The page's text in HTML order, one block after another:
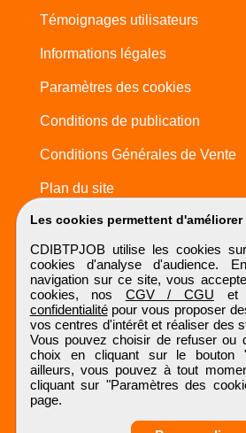
Les cookies permettent
CDIBTPJOB utilise les cookies
cookies d'analyse d'audience.
navigation sur ce site, vous
cookies, nos CGV / CGU et
confidentialitépour vous proposer
vos centres d'intérêt et réaliser des
Vous pouvez choisir de refuser ou
choix en cliquant sur le bouton
ailleurs, vous pouvez à tout
cliquant sur "Paramètres des
page.
Témoignages utilisateurs
Informations légales
Paramètres des cookies
Conditions de publication
Conditions Générales de Vente
Plan du site